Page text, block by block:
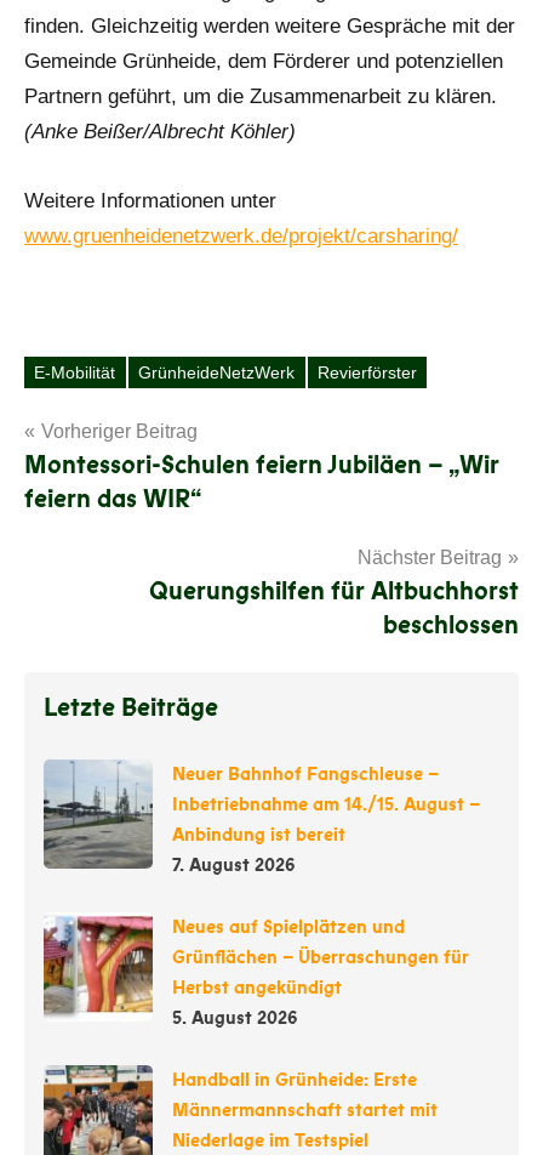
finden. Gleichzeitig werden weitere Gespräche mit der
Gemeinde Grünheide, dem Förderer und potenziellen
Partnern geführt, um die Zusammenarbeit zu klären.
(Anke Beißer/Albrecht Köhler)
Weitere Informationen unter
www.gruenheidenetzwerk.de/projekt/carsharing/
Schlagwörter
E-Mobilität GrünheideNetzWerk Revierförster
Beitragsnavigation
Vorheriger Beitrag
Montessori-Schulen feiern Jubiläen – „Wir
feiern das WIR“
Nächster Beitrag
Querungshilfen für Altbuchhorst
beschlossen
Letzte Beiträge
Neuer Bahnhof Fangschleuse –
Inbetriebnahme am 14./15. August –
Anbindung ist bereit
7. August 2026
Neues auf Spielplätzen und
Grünflächen – Überraschungen für
Herbst angekündigt
5. August 2026
Handball in Grünheide: Erste
Männermannschaft startet mit
Niederlage im Testspiel